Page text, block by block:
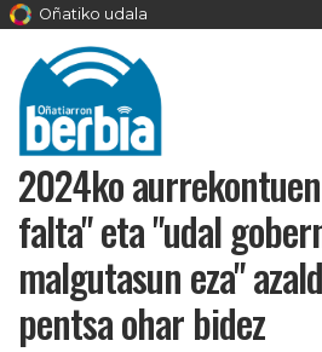
Oñatiko udala
2024ko
falta" eta "udal
malgutasun eza"
pentsa ohar bidez